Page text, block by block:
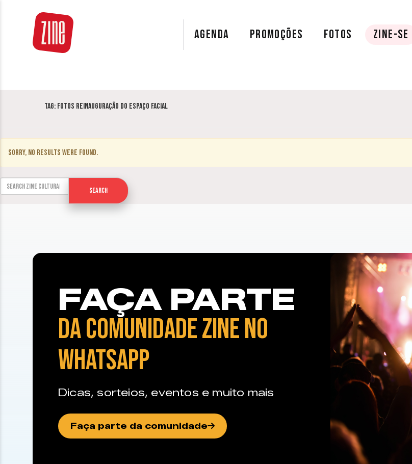
AGENDA PROMOÇÕES FOTOS ZINE-SE
Tag: fotos Reinauguração do Espaço Facial
Sorry, no results were found.
Search for:
Search
FAÇA PARTE
DA COMUNIDADE ZINE NO
WHATSAPP
Dicas, sorteios, eventos e muito mais
Faça parte da comunidade